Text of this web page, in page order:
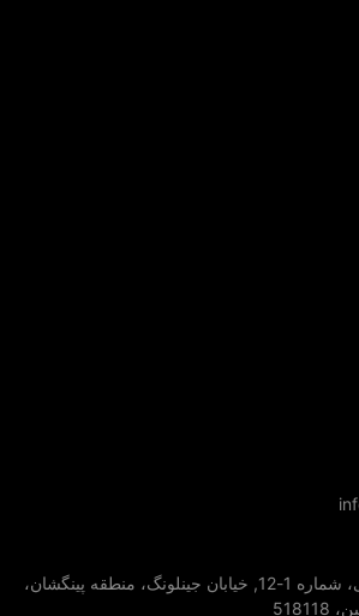
پارک صنعتی وانداجی، شماره 1-12, خیابان جینلونگ، منطقه پینگشان،